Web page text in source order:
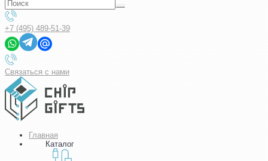
+7 (495) 489-51-39
Связаться с нами
Главная
Каталог